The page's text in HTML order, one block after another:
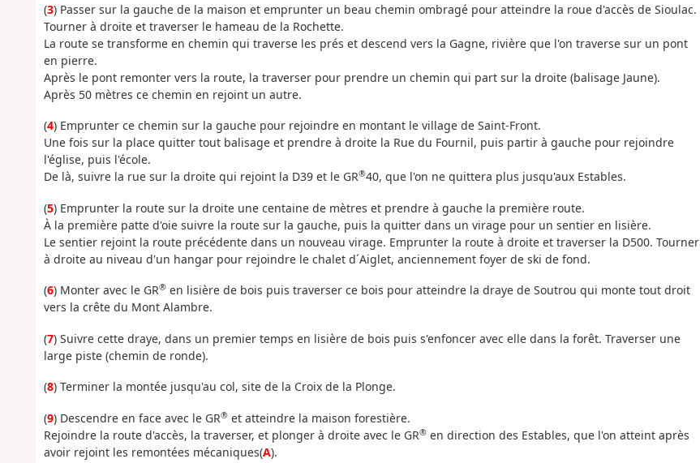
(3) Passer sur la gauche de la maison et emprunter un beau chemin ombragé pour atteindre la roue d'accès de Sioulac.
Tourner à droite et traverser le hameau de la Rochette.
La route se transforme en chemin qui traverse les prés et descend vers la Gagne, rivière que l'on traverse sur un pont
en pierre.
Après le pont remonter vers la route, la traverser pour prendre un chemin qui part sur la droite (balisage Jaune).
Après 50 mètres ce chemin en rejoint un autre.
(4) Emprunter ce chemin sur la gauche pour rejoindre en montant le village de Saint-Front.
Une fois sur la place quitter tout balisage et prendre à droite la Rue du Fournil, puis partir à gauche pour rejoindre
l'église, puis l'école.
De là, suivre la rue sur la droite qui rejoint la D39 et le GR®40, que l'on ne quittera plus jusqu'aux Estables.
(5) Emprunter la route sur la droite une centaine de mètres et prendre à gauche la première route.
À la première patte d'oie suivre la route sur la gauche, puis la quitter dans un virage pour un sentier en lisière.
Le sentier rejoint la route précédente dans un nouveau virage. Emprunter la route à droite et traverser la D500. Tourner
à droite au niveau d'un hangar pour rejoindre le chalet d´Aiglet, anciennement foyer de ski de fond.
(6) Monter avec le GR®en lisière de bois puis traverser ce bois pour atteindre la draye de Soutrou qui monte tout droit
vers la crête du Mont Alambre.
(7) Suivre cette draye, dans un premier temps en lisière de bois puis s'enfoncer avec elle dans la forêt. Traverser une
large piste (chemin de ronde).
(8) Terminer la montée jusqu'au col, site de la Croix de la Plonge.
(9) Descendre en face avec le GR®et atteindre la maison forestière.
Rejoindre la route d'accès, la traverser, et plonger à droite avec le GR®en direction des Estables, que l'on atteint après
avoir rejoint les remontées mécaniques(A).